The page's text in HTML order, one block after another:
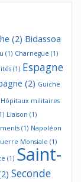
(2) Bidassoa
(1) Charnegue (1)
(1) Espagne
(2) Guiche
Hôpitaux militaires
Liaison (1)
(1) Napoléon
Monsiale (1)
(1) Saint-
Seconde